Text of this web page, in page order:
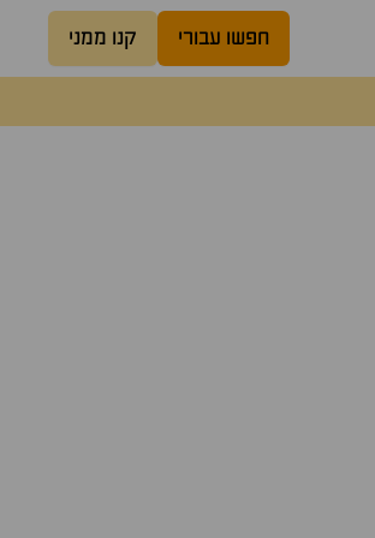
חפשו עבורי קנו ממני